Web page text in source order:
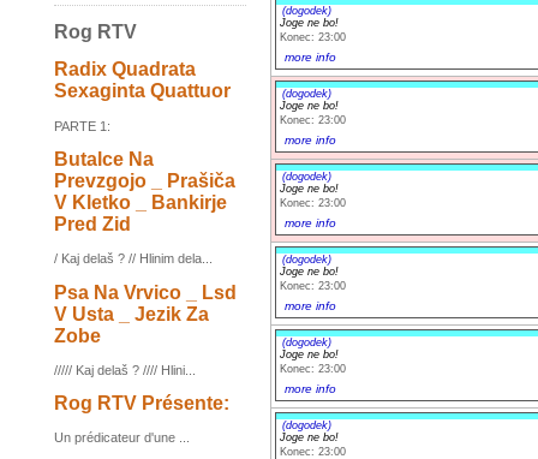
Rog RTV
Radix Quadrata
Sexaginta Quattuor
PARTE 1:
Butalce Na
Prevzgojo _ Prašiča
V Kletko _ Bankirje
Pred Zid
/ Kaj delaš ? // Hlinim dela...
Psa Na Vrvico _ Lsd
V Usta _ Jezik Za
Zobe
///// Kaj delaš ? //// Hlini...
Rog RTV Présente:
Un prédicateur d'une ...
(dogodek)
Joge ne bo!
Konec: 23:00
more info
(dogodek)
Joge ne bo!
Konec: 23:00
more info
(dogodek)
Joge ne bo!
Konec: 23:00
more info
(dogodek)
Joge ne bo!
Konec: 23:00
more info
(dogodek)
Joge ne bo!
Konec: 23:00
more info
(dogodek)
Joge ne bo!
Konec: 23:00